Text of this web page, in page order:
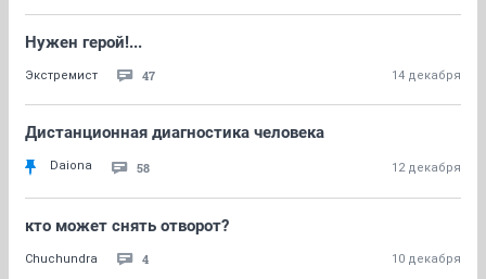
Нужен герой!...
Экстремист 47 14 декабря
Дистанционная диагностика человека
Daiona 58 12 декабря
кто может снять отворот?
Chuchundra 4 10 декабря